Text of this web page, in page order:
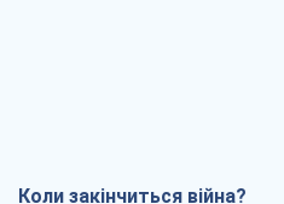
Коли закінчиться війна?